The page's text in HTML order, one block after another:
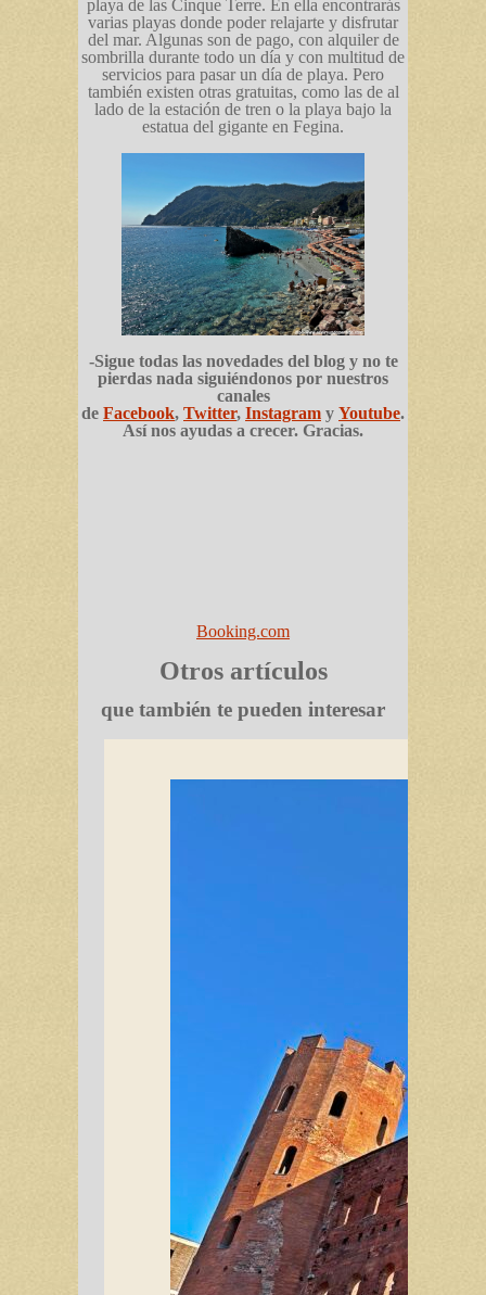
playa de las Cinque Terre. En ella encontrarás
varias playas donde poder relajarte y disfrutar
del mar. Algunas son de pago, con alquiler de
sombrilla durante todo un día y con multitud de
servicios para pasar un día de playa. Pero
también existen otras gratuitas, como las de al
lado de la estación de tren o la playa bajo la
estatua del gigante en Fegina.
-Sigue todas las novedades del blog y no te
pierdas nada siguiéndonos por nuestros
canales
de Facebook, Twitter, Instagram y Youtube.
Así nos ayudas a crecer. Gracias.
Booking.com
Otros artículos
que también te pueden interesar